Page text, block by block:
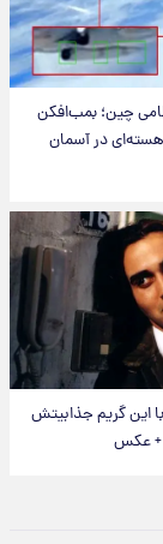
چین؛ بمب‌افکن
در آسمان
این گریم جذابیتش
+ عکس